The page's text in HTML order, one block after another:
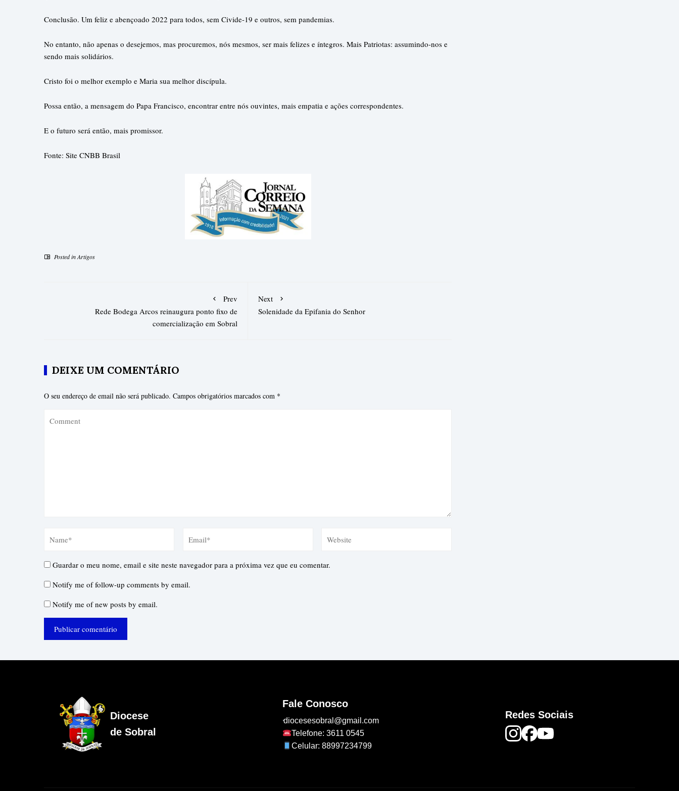
Conclusão. Um feliz e abençoado 2022 para todos, sem Civide-19 e outros, sem pandemias.
No entanto, não apenas o desejemos, mas procuremos, nós mesmos, ser mais felizes e íntegros. Mais Patriotas: assumindo-nos e
sendo mais solidários.
Cristo foi o melhor exemplo e Maria sua melhor discípula.
Possa então, a mensagem do Papa Francisco, encontrar entre nós ouvintes, mais empatia e ações correspondentes.
E o futuro será então, mais promissor.
Fonte: Site CNBB Brasil
Posted inArtigos
Prev
Rede Bodega Arcos reinaugura ponto fixo de
comercialização em Sobral
Next
Solenidade da Epifania do Senhor
DEIXE UM COMENTÁRIO
O seu endereço de email não será publicado. Campos obrigatórios marcados com *
Guardar o meu nome, email e site neste navegador para a próxima vez que eu comentar.
Notify me of follow-up comments by email.
Notify me of new posts by email.
Diocese
de Sobral
Fale Conosco
diocesesobral@gmail.com
Telefone: 3611 0545
Celular: 88997234799
Redes Sociais